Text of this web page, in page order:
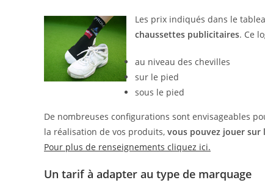
Les prix indiqués dans le
chaussettes publicitaires. Ce
au niveau des chevilles
sur le pied
sous le pied
De nombreuses configurations sont envisageables
la réalisation de vos produits, vous pouvez jouer sur
Pour plus de renseignements cliquez ici.
Un tarif à adapter au type de marquage